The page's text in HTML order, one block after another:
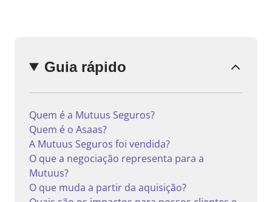
Guia rápido
Quem é a Mutuus Seguros?
Quem é o Asaas?
A Mutuus Seguros foi vendida?
O que a negociação representa para a
Mutuus?
O que muda a partir da aquisição?